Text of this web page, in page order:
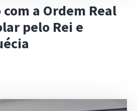
a Ordem Real
pelo Rei e